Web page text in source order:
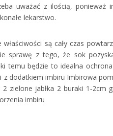
uważać z ilością, ponieważ
lekarstwo.
są cały czas
sprawę z tego, że sok
temu będzie to idealna
z dodatkiem imbiru Imbirowa
zielone jabłka 2 buraki 1-2cm
imbiru